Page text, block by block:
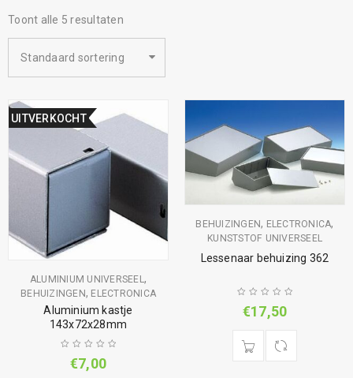
Toont alle 5 resultaten
Standaard sortering
UITVERKOCHT
ALUMINIUM UNIVERSEEL,
BEHUIZINGEN, ELECTRONICA
Aluminium kastje
143x72x28mm
€7,00
BEHUIZINGEN, ELECTRONICA,
KUNSTSTOF UNIVERSEEL
Lessenaar behuizing 362
€17,50